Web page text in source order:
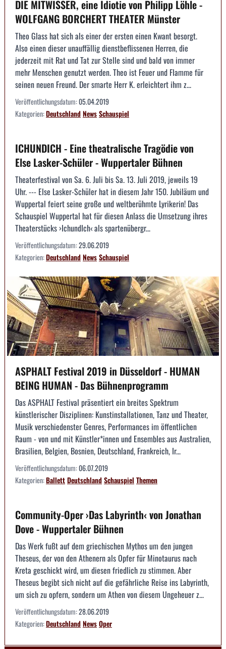
DIE MITWISSER, eine Idiotie von Philipp Löhle -
WOLFGANG BORCHERT THEATER Münster
Theo Glass hat sich als einer der ersten einen Kwant besorgt.
Also einen dieser unauffällig dienstbeflissenen Herren, die
jederzeit mit Rat und Tat zur Stelle sind und bald von immer
mehr Menschen genutzt werden. Theo ist Feuer und Flamme für
seinen neuen Freund. Der smarte Herr K. erleichtert ihm z...
Veröffentlichungsdatum:05.04.2019
Kategorien:DeutschlandNewsSchauspiel
ICHUNDICH - Eine theatralische Tragödie von
Else Lasker-Schüler - Wuppertaler Bühnen
Theaterfestival von Sa. 6. Juli bis Sa. 13. Juli 2019, jeweils 19
Uhr. --- Else Lasker-Schüler hat in diesem Jahr 150. Jubiläum und
Wuppertal feiert seine große und weltberühmte Lyrikerin! Das
Schauspiel Wuppertal hat für diesen Anlass die Umsetzung ihres
Theaterstücks ›IchundIch‹ als spartenübergr...
Veröffentlichungsdatum:29.06.2019
Kategorien:DeutschlandNewsSchauspiel
ASPHALT Festival 2019 in Düsseldorf - HUMAN
BEING HUMAN - Das Bühnenprogramm
Das ASPHALT Festival präsentiert ein breites Spektrum
künstlerischer Disziplinen: Kunstinstallationen, Tanz und Theater,
Musik verschiedenster Genres, Performances im öffentlichen
Raum - von und mit Künstler*innen und Ensembles aus Australien,
Brasilien, Belgien, Bosnien, Deutschland, Frankreich, Ir...
Veröffentlichungsdatum:06.07.2019
Kategorien:BallettDeutschlandSchauspiel Themen
Community-Oper ›Das Labyrinth‹ von Jonathan
Dove - Wuppertaler Bühnen
Das Werk fußt auf dem griechischen Mythos um den jungen
Theseus, der von den Athenern als Opfer für Minotaurus nach
Kreta geschickt wird, um diesen friedlich zu stimmen. Aber
Theseus begibt sich nicht auf die gefährliche Reise ins Labyrinth,
um sich zu opfern, sondern um Athen von diesem Ungeheuer z...
Veröffentlichungsdatum:28.06.2019
Kategorien:DeutschlandNewsOper